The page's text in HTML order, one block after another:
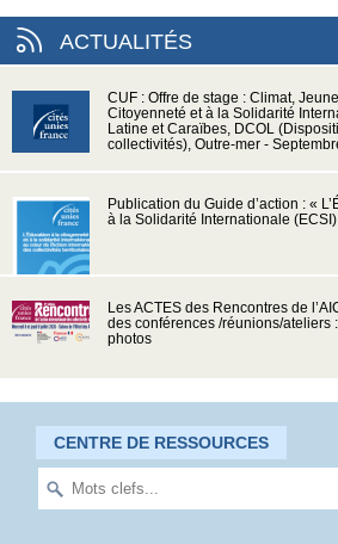
ACTUALITÉS
CUF : Offre de stage : Climat,
Citoyenneté et à la Solidarité
Latine et Caraïbes, DCOL
collectivités), Outre-mer -
Publication du Guide d’action : «
à la Solidarité Internationale
Les ACTES des Rencontres de
des conférences /réunions/ateliers
photos
CENTRE DE RESSOURCES